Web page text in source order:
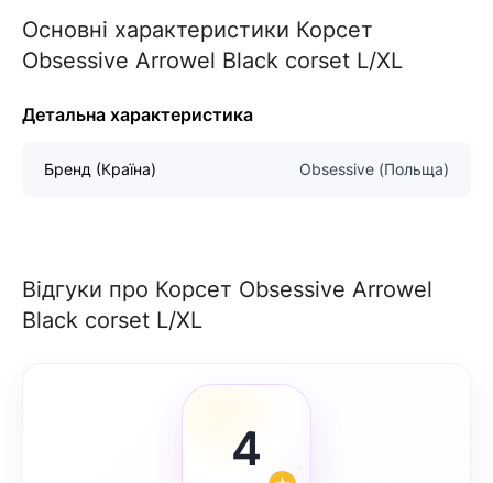
Основні характеристики Корсет
Obsessive Arrowel Black corset L/XL
Детальна характеристика
Бренд (Країна) Obsessive (Польща)
Відгуки про Корсет Obsessive Arrowel
Black corset L/XL
4